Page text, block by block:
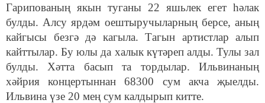
Гарипованың якын туганы 22 яшьлек егет һәлак
булды. Алсу ярдәм оештыручыларның берсе, аның
кайгысы безгә дә кагыла. Тагын артистлар алып
кайттылар. Бу юлы да халык күтәреп алды. Тулы зал
булды. Хәтта басып та тордылар. Ильвинаның
хәйрия концертыннан 68300 сум акча җыелды.
Ильвина үзе 20 мең сум калдырып китте.